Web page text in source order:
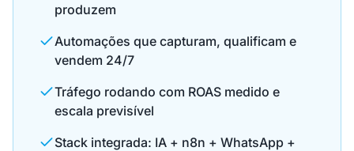
produzem
Automações que capturam, qualificam e
vendem 24/7
Tráfego rodando com ROAS medido e
escala previsível
Stack integrada: IA + n8n + WhatsApp +